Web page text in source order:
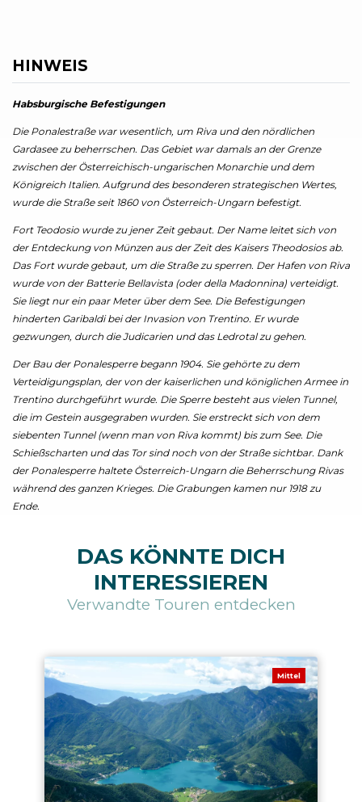
HINWEIS
Habsburgische Befestigungen
Die Ponalestraße war wesentlich, um Riva und den nördlichen
Gardasee zu beherrschen. Das Gebiet war damals an der Grenze
zwischen der Österreichisch-ungarischen Monarchie und dem
Königreich Italien. Aufgrund des besonderen strategischen Wertes,
wurde die Straße seit 1860 von Österreich-Ungarn befestigt.
Fort Teodosio wurde zu jener Zeit gebaut. Der Name leitet sich von
der Entdeckung von Münzen aus der Zeit des Kaisers Theodosios ab.
Das Fort wurde gebaut, um die Straße zu sperren. Der Hafen von Riva
wurde von der Batterie Bellavista (oder della Madonnina) verteidigt.
Sie liegt nur ein paar Meter über dem See. Die Befestigungen
hinderten Garibaldi bei der Invasion von Trentino. Er wurde
gezwungen, durch die Judicarien und das Ledrotal zu gehen.
Der Bau der Ponalesperre begann 1904. Sie gehörte zu dem
Verteidigungsplan, der von der kaiserlichen und königlichen Armee in
Trentino durchgeführt wurde. Die Sperre besteht aus vielen Tunnel,
die im Gestein ausgegraben wurden. Sie erstreckt sich von dem
siebenten Tunnel (wenn man von Riva kommt) bis zum See. Die
Schießscharten und das Tor sind noch von der Straße sichtbar. Dank
der Ponalesperre haltete Österreich-Ungarn die Beherrschung Rivas
während des ganzen Krieges. Die Grabungen kamen nur 1918 zu
Ende.
DAS KÖNNTE DICH
INTERESSIEREN
Verwandte Touren entdecken
Mittel